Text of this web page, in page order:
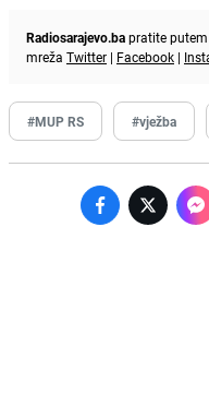
Radiosarajevo.bapratite
mreža Twitter | Facebook |
#MUP RS #vježba